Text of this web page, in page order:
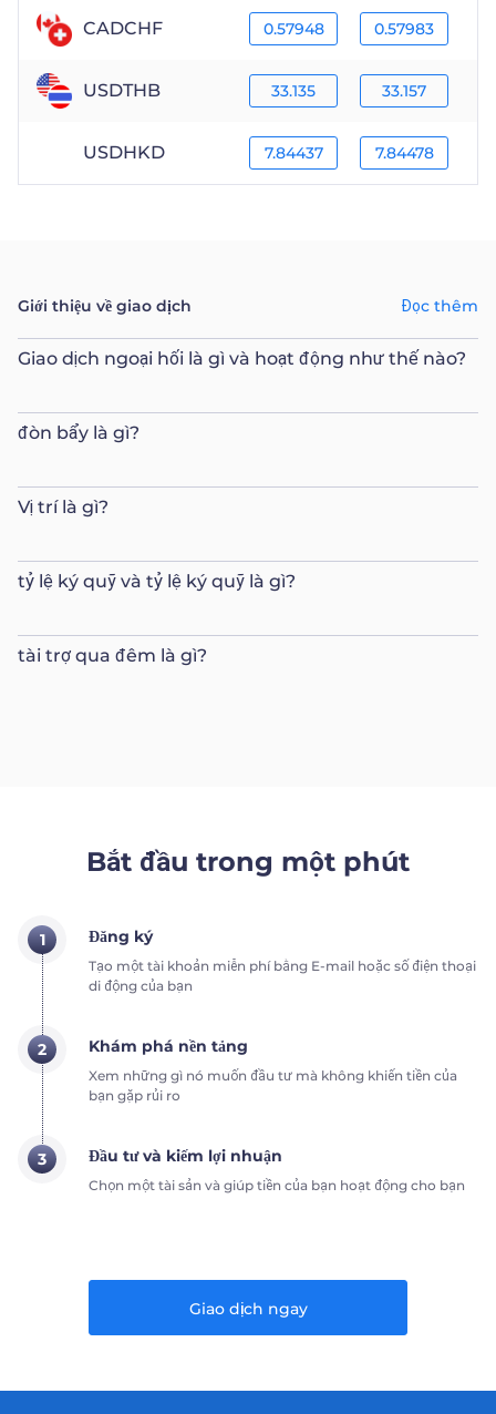
CADCHF 0.57948 0.57983
USDTHB 33.135 33.157
USDHKD 7.84437 7.84478
Giới thiệu về giao dịch Đọc thêm
Giao dịch ngoại hối là gì và hoạt động như thế nào?
đòn bẩy là gì?
Vị trí là gì?
tỷ lệ ký quỹ và tỷ lệ ký quỹ là gì?
tài trợ qua đêm là gì?
Bắt đầu trong một phút
1 Đăng ký
Tạo một tài khoản miễn phí bằng E-mail hoặc số điện thoại
di động của bạn
2 Khám phá nền tảng
Xem những gì nó muốn đầu tư mà không khiến tiền của
bạn gặp rủi ro
3 Đầu tư và kiếm lợi nhuận
Chọn một tài sản và giúp tiền của bạn hoạt động cho bạn
Giao dịch ngay